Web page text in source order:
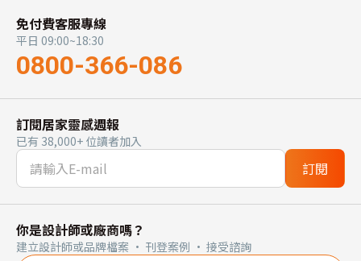
免付費客服專線
平日 09:00~18:30
0800-366-086
訂閱居家靈感週報
已有 38,000+ 位讀者加入
訂閱
你是設計師或廠商嗎？
建立設計師或品牌檔案 · 刊登案例 · 接受諮詢